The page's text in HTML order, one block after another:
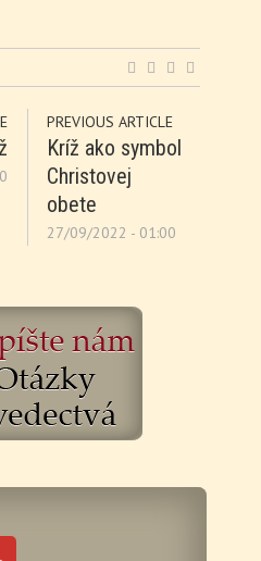
PREVIOUS ARTICLE
Kríž ako symbol
Christovej
obete
27/09/2022 - 01:00